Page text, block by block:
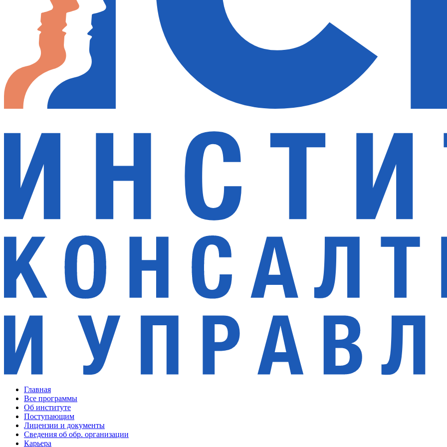
Главная
Все программы
Об институте
Поступающим
Лицензии и документы
Сведения об обр. организации
Карьера